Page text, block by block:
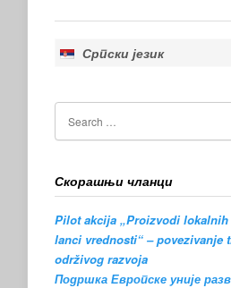
Српски језик
Скорашњи чланци
Pilot akcija „Proizvodi
lanci vrednosti“ – povezivanje
održivog razvoja
Подршка Европске уније